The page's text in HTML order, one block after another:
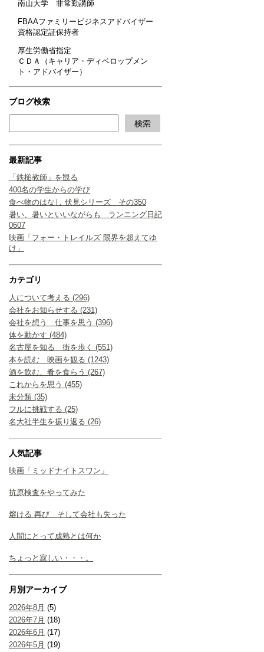
南山大学 非常勤講師
FBAAファミリービジネスアドバイザー
資格認定証保持者
厚生労働省指定
ＣＤＡ（キャリア・ディベロップメン
ト・アドバイザー）
ブログ検索
最新記事
「鉄槌教師」を観る
400名の学生からの学び
食べ物のはなし 伏見シリーズ その350
暑い、暑いといいながらも ランニング日記
0607
映画「フォー・トレイルズ 限界を超えてゆ
け」
カテゴリ
人について考える (296)
会社をお知らせする (231)
会社を想う 仕事を思う (396)
体を動かす (484)
名古屋を知る 街を歩く (551)
本を読む 映画を観る (1243)
酒を飲む、肴を食らう (267)
これからを思う (455)
未分類 (35)
フルに挑戦する (25)
名大社半生を振り返る (26)
人気記事
映画「ミッドナイトスワン」
抗原検査をやってみた
熔ける 再び そして会社も失った
人間にとって成熟とは何か
ちょっと寂しい・・・。
月別アーカイブ
2026年8月 (5)
2026年7月 (18)
2026年6月 (17)
2026年5月 (19)